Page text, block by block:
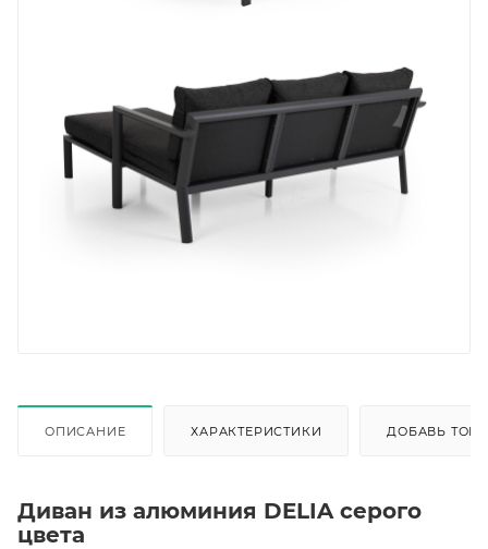
ОПИСАНИЕ ХАРАКТЕРИСТИКИ ДОБАВЬ
Диван из алюминия DELIA серого
цвета